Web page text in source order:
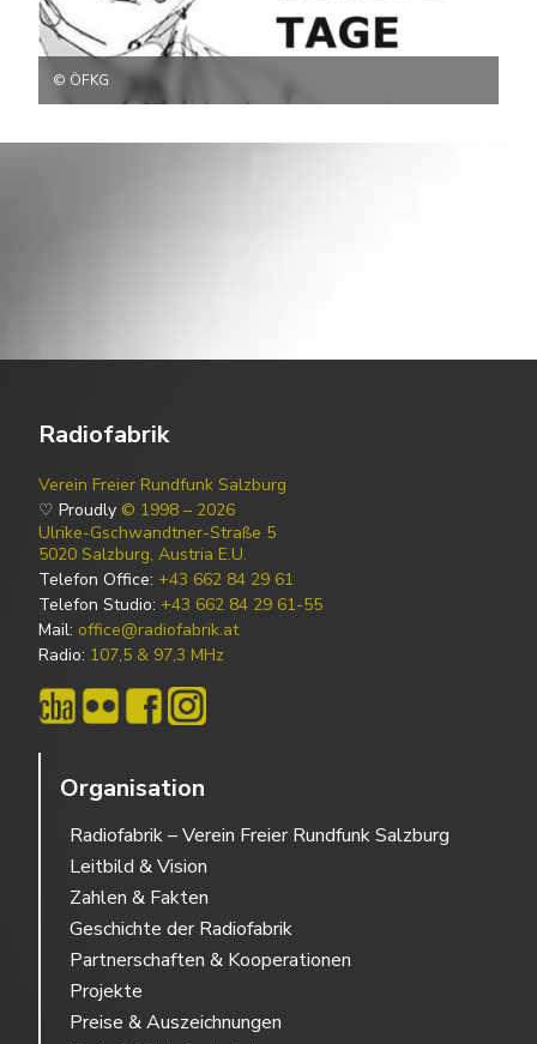
© ÖFKG
Radiofabrik
Verein Freier Rundfunk Salzburg
♡ Proudly © 1998 – 2026
Ulrike-Gschwandtner-Straße 5
5020 Salzburg, Austria E.U.
Telefon Office: +43 662 84 29 61
Telefon Studio: +43 662 84 29 61-55
Mail: office@radiofabrik.at
Radio: 107,5 & 97,3 MHz
Organisation
Radiofabrik – Verein Freier Rundfunk Salzburg
Leitbild & Vision
Zahlen & Fakten
Geschichte der Radiofabrik
Partnerschaften & Kooperationen
Projekte
Preise & Auszeichnungen